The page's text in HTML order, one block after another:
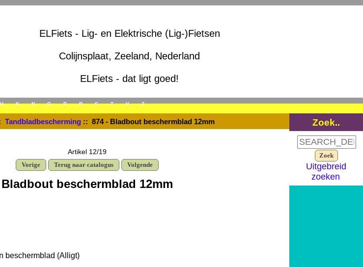
ELFiets - Lig- en Elektrische (Lig-)Fietsen
Colijnsplaat, Zeeland, Nederland
ELFiets - dat ligt goed!
_K_ _N_ _O_ _P_ _R_ _S_ _T_ _V_
_Z_
Tandbladbescherming:: 874 - Bladbout beschermblad 12mm
Artikel 12/19
Vorige Terug naar catalogus Volgende
Bladbout beschermblad 12mm
beschermblad (Alligt)
Zoek..
Uitgebreid
zoeken